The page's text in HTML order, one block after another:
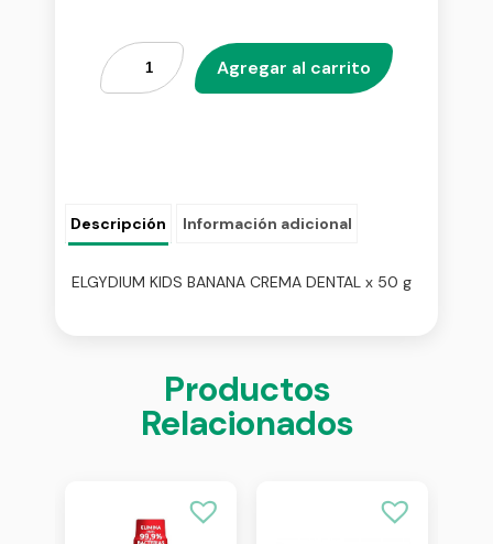
Agregar al carrito
Descripción Información adicional
ELGYDIUM KIDS BANANA CREMA DENTAL x 50 g
Productos
Relacionados